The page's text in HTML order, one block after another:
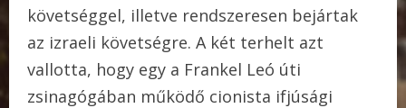
követséggel, illetve rendszeresen bejártak
az izraeli követségre. A két terhelt azt
vallotta, hogy egy a Frankel Leó úti
zsinagógában működő cionista ifjúsági